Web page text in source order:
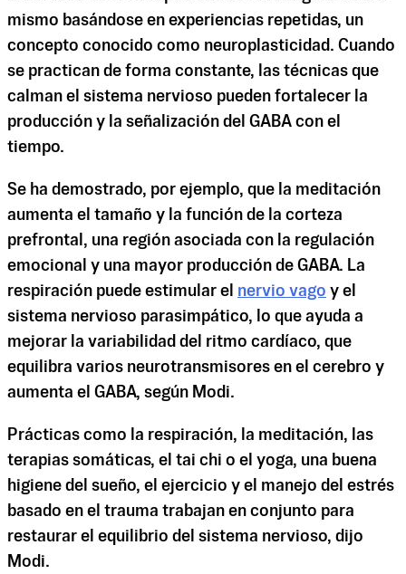
mismo basándose en experiencias repetidas, un
concepto conocido como neuroplasticidad. Cuando
se practican de forma constante, las técnicas que
calman el sistema nervioso pueden fortalecer la
producción y la señalización del GABA con el
tiempo.
Se ha demostrado, por ejemplo, que la meditación
aumenta el tamaño y la función de la corteza
prefrontal, una región asociada con la regulación
emocional y una mayor producción de GABA. La
respiración puede estimular el nervio vago y el
sistema nervioso parasimpático, lo que ayuda a
mejorar la variabilidad del ritmo cardíaco, que
equilibra varios neurotransmisores en el cerebro y
aumenta el GABA, según Modi.
Prácticas como la respiración, la meditación, las
terapias somáticas, el tai chi o el yoga, una buena
higiene del sueño, el ejercicio y el manejo del estrés
basado en el trauma trabajan en conjunto para
restaurar el equilibrio del sistema nervioso, dijo
Modi.